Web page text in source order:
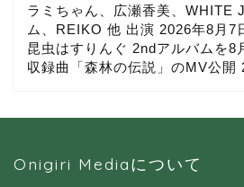
ラミちゃん、広瀬香美、WHITE
ム、REIKO 他 出演 2026年8月7
昆虫はすりんぐ 2ndアルバムを8
収録曲「森林の伝説」のMV公開
Onigiri Mediaについて